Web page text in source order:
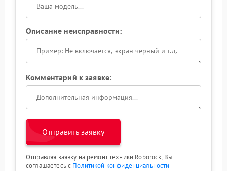
Описание неисправности:
Комментарий к заявке:
Отправить заявку
Отправляя заявку на ремонт техники Roborock, Вы
соглашаетесь с Политикой конфиденциальности